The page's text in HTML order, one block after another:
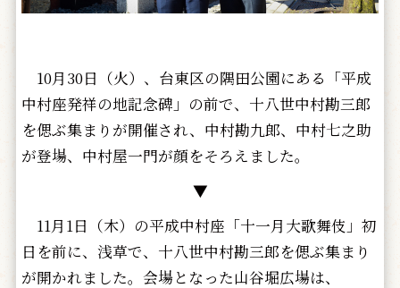
10月30日（火）、台東区の隅田公園にある「平成
中村座発祥の地記念碑」の前で、十八世中村勘三郎
を偲ぶ集まりが開催され、中村勘九郎、中村七之助
が登場、中村屋一門が顔をそろえました。
▼
11月1日（木）の平成中村座「十一月大歌舞伎」初
日を前に、浅草で、十八世中村勘三郎を偲ぶ集まり
が開かれました。会場となった山谷堀広場は、